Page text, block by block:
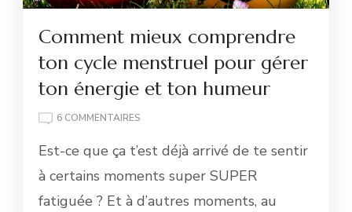
Comment mieux comprendre
ton cycle menstruel pour gérer
ton énergie et ton humeur
6 COMMENTAIRES
MIEUX
TON
CYCLE
Est-ce que ça t’est déjà arrivé de te sentir
à certains moments super SUPER
fatiguée ? Et à d’autres moments, au